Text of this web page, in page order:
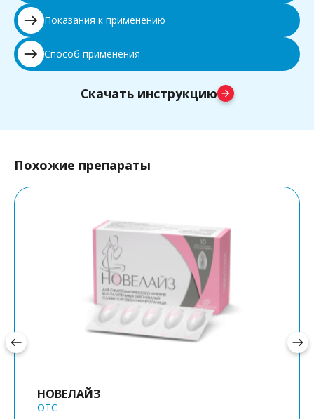
east Показания к применению
east Способ применения
Скачать инструкцию arrow_forward
Похожие препараты
НОВЕЛАЙЗ
OTC
west east